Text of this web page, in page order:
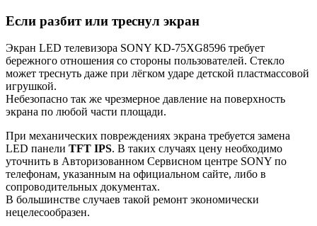
Если разбит или треснул экран
Экран LED телевизора SONY KD-75XG8596 требует
бережного отношения со стороны пользователей. Стекло
может треснуть даже при лёгком ударе детской пластмассовой
игрушкой.
Небезопасно так же чрезмерное давление на поверхность
экрана по любой части площади.
При механических повреждениях экрана требуется замена
LED панели TFT IPS. В таких случаях цену необходимо
уточнить в Авторизованном Сервисном центре SONY по
телефонам, указанным на официальном сайте, либо в
сопроводительных документах.
В большинстве случаев такой ремонт экономически
нецелесообразен.